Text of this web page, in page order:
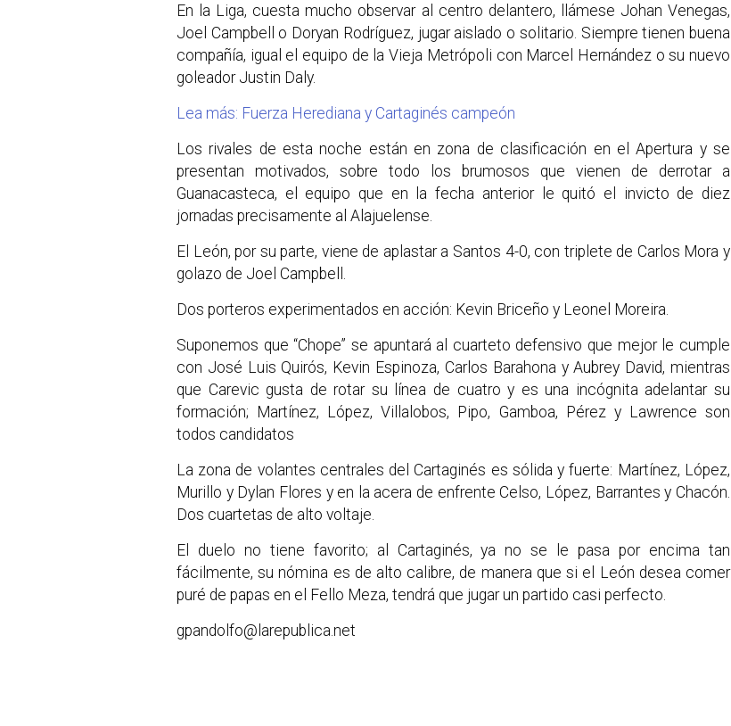
En la Liga, cuesta mucho observar al centro delantero, llámese Johan Venegas,
Joel Campbell o Doryan Rodríguez, jugar aislado o solitario. Siempre tienen buena
compañía, igual el equipo de la Vieja Metrópoli con Marcel Hernández o su nuevo
goleador Justin Daly.
Lea más: Fuerza Herediana y Cartaginés campeón
Los rivales de esta noche están en zona de clasificación en el Apertura y se
presentan motivados, sobre todo los brumosos que vienen de derrotar a
Guanacasteca, el equipo que en la fecha anterior le quitó el invicto de diez
jornadas precisamente al Alajuelense.
El León, por su parte, viene de aplastar a Santos 4-0, con triplete de Carlos Mora y
golazo de Joel Campbell.
Dos porteros experimentados en acción: Kevin Briceño y Leonel Moreira.
Suponemos que “Chope” se apuntará al cuarteto defensivo que mejor le cumple
con José Luis Quirós, Kevin Espinoza, Carlos Barahona y Aubrey David, mientras
que Carevic gusta de rotar su línea de cuatro y es una incógnita adelantar su
formación; Martínez, López, Villalobos, Pipo, Gamboa, Pérez y Lawrence son
todos candidatos
La zona de volantes centrales del Cartaginés es sólida y fuerte: Martínez, López,
Murillo y Dylan Flores y en la acera de enfrente Celso, López, Barrantes y Chacón.
Dos cuartetas de alto voltaje.
El duelo no tiene favorito; al Cartaginés, ya no se le pasa por encima tan
fácilmente, su nómina es de alto calibre, de manera que si el León desea comer
puré de papas en el Fello Meza, tendrá que jugar un partido casi perfecto.
gpandolfo@larepublica.net